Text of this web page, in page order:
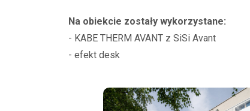
Na obiekcie zostały wykorzystane:
- KABE THERM AVANT z SiSi Avant
- efekt desk